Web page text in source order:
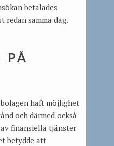
betalades
redan samma dag.
PÅ
haft möjlighet
och därmed också
finansiella tjänster
betydde att